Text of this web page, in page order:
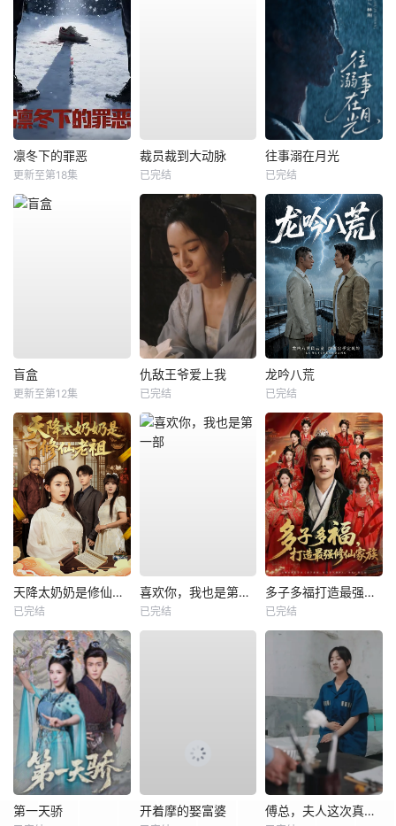
凛冬下的罪恶
更新至第18集
裁员裁到大动脉
已完结
往事溺在月光
已完结
盲盒
更新至第12集
仇敌王爷爱上我
已完结
龙吟八荒
已完结
天降太奶奶是修仙老祖
已完结
喜欢你，我也是第一部
已完结
多子多福打造最强修仙家族
已完结
第一天骄 开着摩的娶富婆 傅总，夫人这次真的死了